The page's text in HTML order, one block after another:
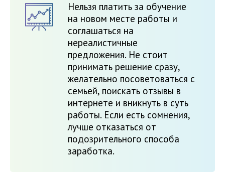
Нельзя платить за обучение
на новом месте работы и
соглашаться на
нереалистичные
предложения. Не стоит
принимать решение сразу,
желательно посоветоваться с
семьей, поискать отзывы в
интернете и вникнуть в суть
работы. Если есть сомнения,
лучше отказаться от
подозрительного способа
заработка.